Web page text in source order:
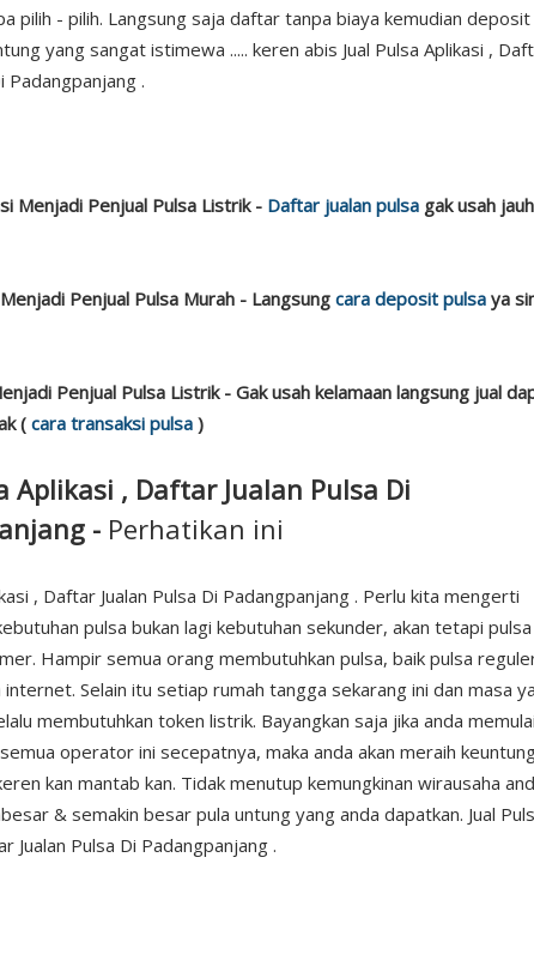
pilih - pilih. Langsung saja daftar tanpa biaya kemudian
yang sangat istimewa ..... keren abis Jual Pulsa Aplikasi ,
Padangpanjang .
Menjadi Penjual Pulsa Listrik - Daftar jualan pulsa gak usah
Penjual Pulsa Murah - Langsung cara deposit pulsa ya
Penjual Pulsa Listrik - Gak usah kelamaan langsung jual
( cara transaksi pulsa )
Aplikasi , Daftar Jualan Pulsa Di
- Perhatikan ini
, Daftar Jualan Pulsa Di Padangpanjang . Perlu kita mengerti
pulsa bukan lagi kebutuhan sekunder, akan tetapi pulsa
Hampir semua orang membutuhkan pulsa, baik pulsa
internet. Selain itu setiap rumah tangga sekarang ini dan masa
membutuhkan token listrik. Bayangkan saja jika anda
operator ini secepatnya, maka anda akan meraih
kan mantab kan. Tidak menutup kemungkinan wirausaha
& semakin besar pula untung yang anda dapatkan. Jual
Jualan Pulsa Di Padangpanjang .